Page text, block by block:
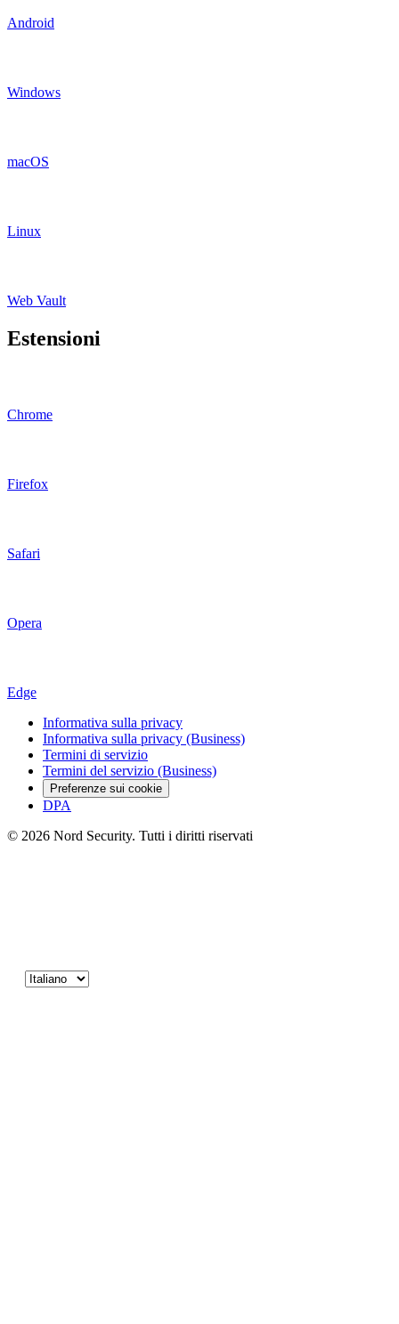
Android
Windows
macOS
Linux
Web Vault
Estensioni
Chrome
Firefox
Safari
Opera
Edge
Informativa sulla privacy
Informativa sulla privacy (Business)
Termini di servizio
Termini del servizio (Business)
Preferenze sui cookie
DPA
© 2026 Nord Security. Tutti i diritti riservati